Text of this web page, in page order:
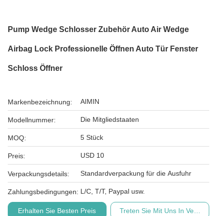
Pump Wedge Schlosser Zubehör Auto Air Wedge
Airbag Lock Professionelle Öffnen Auto Tür Fenster
Schloss Öffner
Markenbezeichnung: AIMIN
Modellnummer: Die Mitgliedstaaten
MOQ: 5 Stück
Preis: USD 10
Verpackungsdetails: Standardverpackung für die Ausfuhr
Zahlungsbedingungen: L/C, T/T, Paypal usw.
Erhalten Sie Besten Preis Treten Sie Mit Uns In